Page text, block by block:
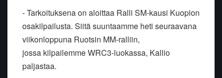
- Tarkoituksena on aloittaa Ralli SM-kausi Kuopion
osakilpailusta. Siitäsuuntaamme heti seuraavana
viikonloppuna Ruotsin MM-ralliin,
jossa kilpailemme WRC3-luokassa, Kallio
paljastaa.